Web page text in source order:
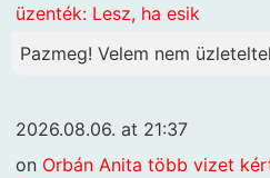
üzenték: Lesz, ha esik
Pazmeg! Velem nem
2026.08.06. at 21:37
on Orbán Anita több vizet